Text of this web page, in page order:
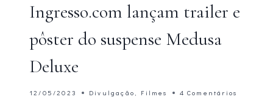
Ingresso.com lançam trailer e
pôster do suspense Medusa
Deluxe
12/05/2023 Divulgação , Filmes 4 Comentários